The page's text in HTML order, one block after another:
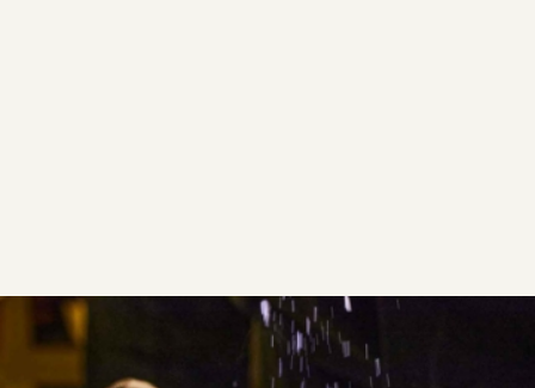
ΣΥΝΤΑΓΕΣ